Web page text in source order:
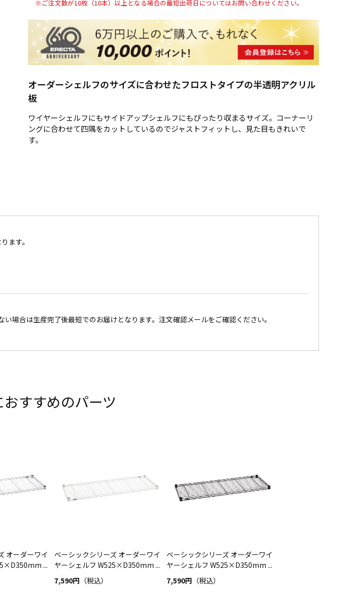
※ご注文数が10枚（10本）以上となる場合の最短出荷日についてはお問い合わせください。
オーダーシェルフのサイズに合わせたフロストタイプの半透明アクリル
板
ワイヤーシェルフにもサイドアップシェルフにもぴったり収まるサイズ。コーナーリ
ングに合わせて四隅をカットしているのでジャストフィットし、見た目もきれいで
す。
ます。
場合は生産完了後最短でのお届けとなります。注文確認メールをご確認ください。
すすめのパーツ
オーダーワイ
...
ベーシックシリーズ オーダーワイ
ヤーシェルフ W525×D350mm ...
7,590円 （税込）
ベーシックシリーズ オーダーワイ
ヤーシェルフ W525×D350mm ...
7,590円 （税込）